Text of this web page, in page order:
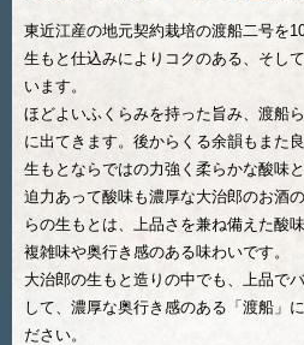
東近江産の地元契約栽培の渡船二号を
生もと仕込みによりコクのある、そし
います。
ほどよいふくらみを持った旨み、渡船
に出てきます。後からくる余韻もまた良
生もとならではの力強く柔らかな酸味
迫力あって酸味も濃厚な大治郎のお酒
らの生もとは、上品さを兼ね備えた酸
複雑味や奥行き感のある味わいです。
大治郎の生もと造りの中でも、上品で
して、濃厚な奥行き感のある「渡船」
ださい。